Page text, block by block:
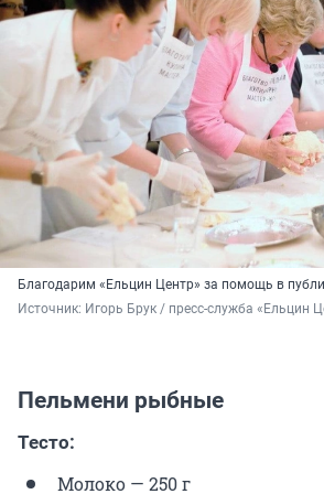
Благодарим «Ельцин Центр» за помощь в
Источник: Игорь Брук / пресс-служба «Ельцин
Пельмени рыбные
Тесто:
Молоко — 250 г